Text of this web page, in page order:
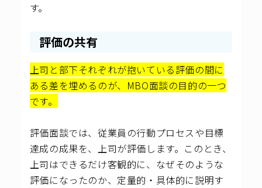
す。
評価の共有
上司と部下それぞれが抱いている評価の間に
ある差を埋めるのが、MBO面談の目的の一つ
です。
評価面談では、従業員の行動プロセスや目標
達成の成果を、上司が評価します。このとき、
上司はできるだけ客観的に、なぜそのような
評価になったのか、定量的・具体的に説明す